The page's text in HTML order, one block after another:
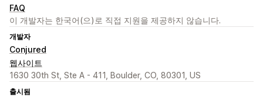
FAQ
이 개발자는 한국어(으)로 직접 지원을 제공하지 않습니다.
개발자
Conjured
웹사이트
1630 30th St, Ste A - 411, Boulder, CO, 80301, US
출시됨